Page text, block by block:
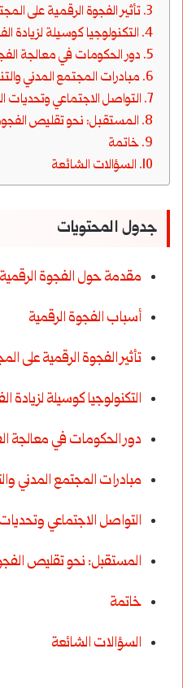
تأثير الفجوة الرقمية على
التكنولوجيا كوسيلة لزيادة
دور الحكومات في معالجة
مبادرات المجتمع المدني
التواصل الاجتماعي وتحديات
المستقبل: نحو تقليص
خاتمة
السؤالات الشائعة
جدول المحتويات
مقدمة حول الفجوة الرقمية
أسباب الفجوة الرقمية
تأثير الفجوة الرقمية على
التكنولوجيا كوسيلة لزيادة
دور الحكومات في معالجة
مبادرات المجتمع المدني
التواصل الاجتماعي
المستقبل: نحو تقليص
خاتمة
السؤالات الشائعة